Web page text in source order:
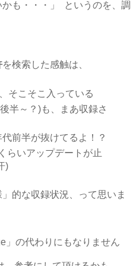
かも・・・」 というのを、調
を検索した感触は、
そこそこ入っている
半～？)も、まあ収録さ
前半が抜けてるよ！？
らいアップデートが止
)
的な収録状況、って思いま
」の代わりにもなりません